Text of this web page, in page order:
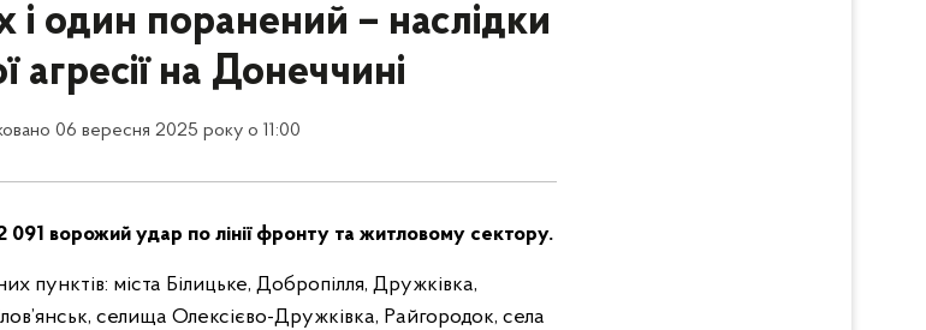
і один поранений – наслідки
агресії на Донеччині
06 вересня 2025 року о 11:00
091 ворожий удар по лінії фронту та житловому сектору.
пунктів: міста Білицьке, Добропілля, Дружківка,
селища Олексієво-Дружківка, Райгородок, села